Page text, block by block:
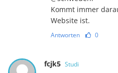
Kommt immer
Website ist.
Antworten 0
fcjk5 Studi